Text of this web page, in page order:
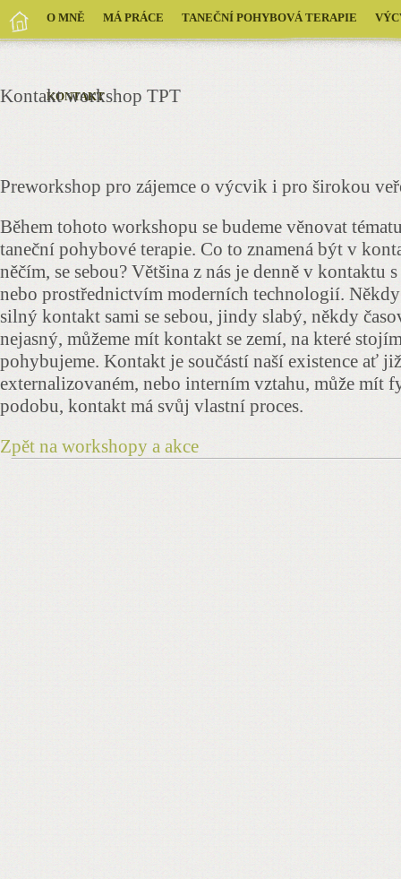
O MNĚ MÁ PRÁCE TANEČNÍ POHYBOVÁ TERAPIE
KONTAKT
Kontakt workshop TPT
Preworkshop pro zájemce o výcvik i pro širokou
Během tohoto workshopu se budeme věnovat
taneční pohybové terapie. Co to znamená být v
něčím, se sebou? Většina z nás je denně v kontaktu
nebo prostřednictvím moderních technologií. Někdy
silný kontakt sami se sebou, jindy slabý, někdy
nejasný, můžeme mít kontakt se zemí, na které
pohybujeme. Kontakt je součástí naší existence ať
externalizovaném, nebo interním vztahu, může mít
podobu, kontakt má svůj vlastní proces.
Zpět na workshopy a akce